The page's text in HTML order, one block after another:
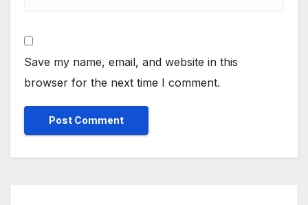
Save my name, email, and website in this
browser for the next time I comment.